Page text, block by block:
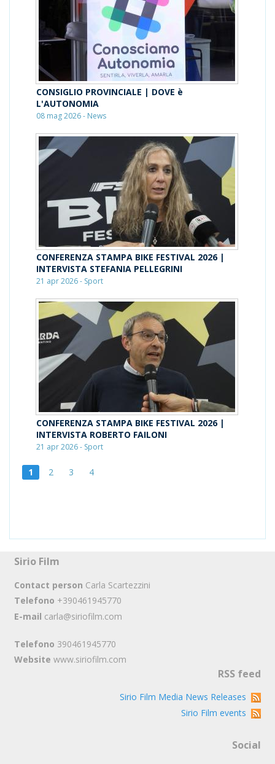
CONSIGLIO PROVINCIALE | DOVE è
L'AUTONOMIA
08 mag 2026 - News
CONFERENZA STAMPA BIKE FESTIVAL 2026 |
INTERVISTA STEFANIA PELLEGRINI
21 apr 2026 - Sport
CONFERENZA STAMPA BIKE FESTIVAL 2026 |
INTERVISTA ROBERTO FAILONI
21 apr 2026 - Sport
1 2 3 4
Sirio Film
Contact person Carla Scartezzini
Telefono +390461945770
E-mail carla@siriofilm.com
Telefono 390461945770
Website www.siriofilm.com
RSS feed
Sirio Film Media News Releases
Sirio Film events
Social